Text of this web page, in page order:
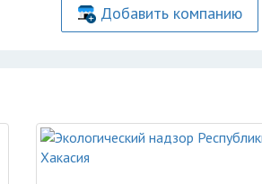
Добавить компанию